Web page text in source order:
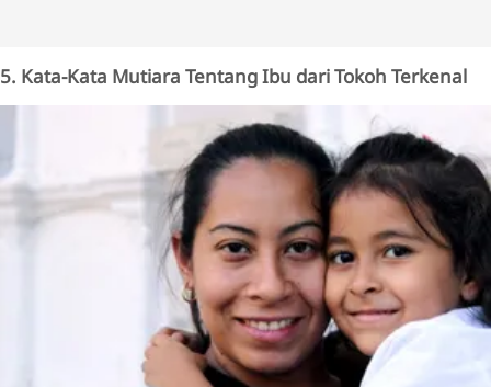
5. Kata-Kata Mutiara Tentang Ibu dari Tokoh Terkenal